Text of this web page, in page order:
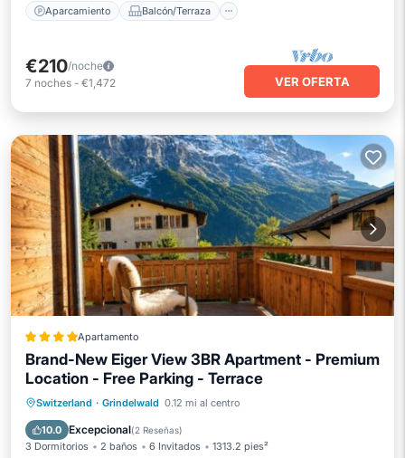
Aparcamiento Balcón/Terraza
€210/noche
7 noches - €1,472 VER OFERTA
Apartamento
Brand-New Eiger View 3BR Apartment - Premium
Location - Free Parking - Terrace
Switzerland · Grindelwald 0.12 mi al centro
10.0 Excepcional(2 Reseñas)
3 Dormitorios 2 baños 6 Invitados 1313.2 pies²
Aparcamiento
Esquí
Balcón/Terraza